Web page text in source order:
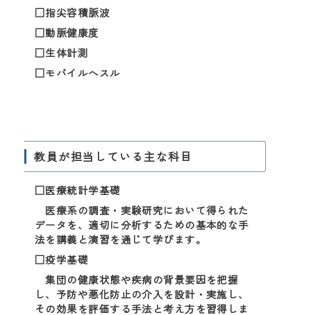
□指尖容積脈波
□動脈健康度
□生体計測
□モバイルへスル
教員が担当している主な科目
□医療統計学基礎
医療系の調査・実験研究において得られた
データを、適切に分析するための基本的な手
法を講義と演習を通じて学びます。
□疫学基礎
集団の健康状態や疾病の背景要因を把握
し、予防や悪化防止の介入を設計・実施し、
その効果を評価する手法と考え方を習得しま